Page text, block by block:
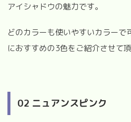
アイシャドウの魅力です。
どのカラーも使いやすいカラーで
におすすめの3色をご紹介させて
02 ニュアンスピンク